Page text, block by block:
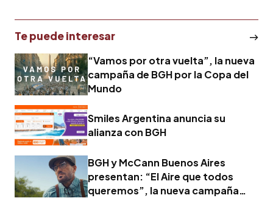
Te puede interesar
“Vamos por otra vuelta”, la nueva
campaña de BGH por la Copa del
Mundo
Smiles Argentina anuncia su
alianza con BGH
BGH y McCann Buenos Aires
presentan: “El Aire que todos
queremos”, la nueva campaña